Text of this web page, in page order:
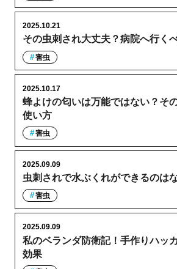
その虫刺され大丈夫？病院へ行く
2025.10.21
害虫
蜂よけの匂いは万能ではない？そ
使い方
2025.10.17
害虫
虫刺されで水ぶくれができるのは
2025.09.09
害虫
私のベランダ防衛記！手作りハッ
効果
2025.09.09